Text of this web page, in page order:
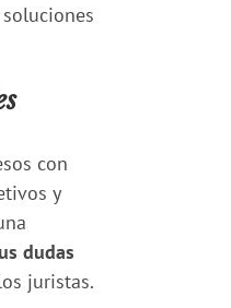
con
y
dudas
juristas.